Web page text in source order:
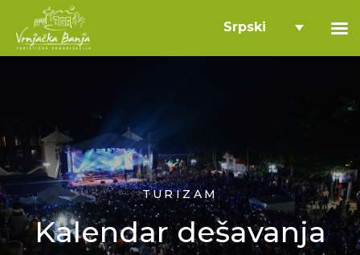
TURIZAM
Kalendar dešavanja
Srpski